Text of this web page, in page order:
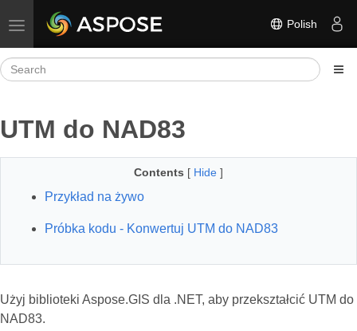
Toggle navigation Polish
UTM do NAD83
Contents [ Hide ]
Przykład na żywo
Próbka kodu - Konwertuj UTM do NAD83
Użyj biblioteki Aspose.GIS dla .NET, aby przekształcić UTM do
NAD83.